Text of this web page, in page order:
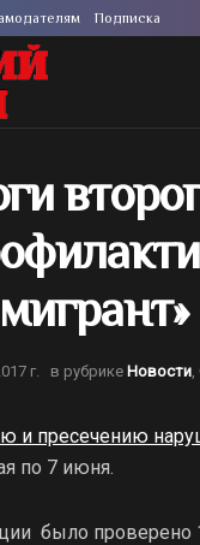
Подписка
г. в рубрике Новости
и пресечению
по 7 июня.
было проверено